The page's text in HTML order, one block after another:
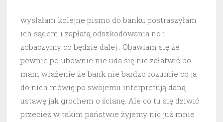
wysłałam kolejne pismo do banku postraszyłam
ich sądem i zapłatą odszkodowania no i
zobaczymy co będzie dalej . Obawiam się że
pewnie polubownie nie uda się nic załatwić bo
mam wrażenie że bank nie bardzo rozumie co ja
do nich mówię po swojemu interpretują daną
ustawę jak grochem o ścianę. Ale co tu się dziwić
przecież w takim państwie żyjemy nic już mnie